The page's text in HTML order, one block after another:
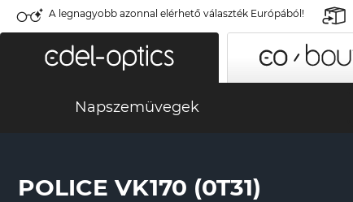
A legnagyobb azonnal elérhető választék Európából!
Napszemüvegek
POLICE VK170 (0T31)